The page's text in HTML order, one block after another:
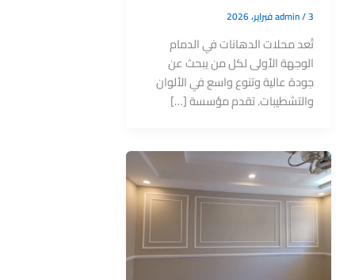
admin/3 فبراير، 2026
تُعد محلات الدهانات في الدمام
الوجهة الأولى لكل من يبحث عن
جودة عالية وتنوع واسع في الألوان
والتشطيبات. تقدم مؤسسة […]